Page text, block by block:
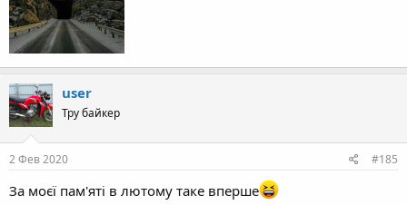
user
Тру байкер
2 Фев 2020 #185
За моєї пам'яті в лютому таке вперше